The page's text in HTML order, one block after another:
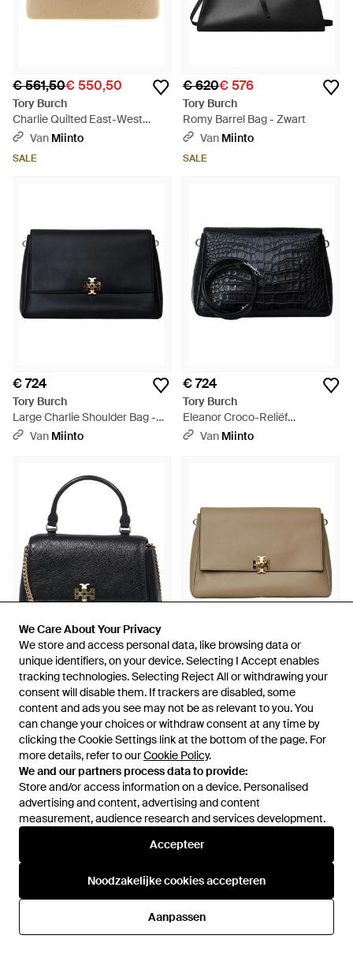
We Care About Your Privacy
We store and access personal data, like browsing data or
unique identifiers, on your device. Selecting I Accept enables
tracking technologies. Selecting Reject All or withdrawing your
consent will disable them. If trackers are disabled, some
content and ads you see may not be as relevant to you. You
can change your choices or withdraw consent at any time by
clicking the Cookie Settings link at the bottom of the page. For
more details, refer to ourCookie Policy.
We and our partners process data to provide:
Store and/or access information on a device. Personalised
advertising and content, advertising and content
measurement, audience research and services development.
Accepteer
Noodzakelijke cookies accepteren
Aanpassen
We Care About Your Privacy
We store and access personal data, like browsing data or
unique identifiers, on your device. Selecting I Accept enables
tracking technologies. Selecting Reject All or withdrawing your
consent will disable them. If trackers are disabled, some
content and ads you see may not be as relevant to you. You
can change your choices or withdraw consent at any time by
clicking the Cookie Settings link at the bottom of the page. For
more details, refer to ourCookie Policy.
We and our partners process data to provide:
Store and/or access information on a device. Personalised
advertising and content, advertising and content
measurement, audience research and services development.
Accepteer
Noodzakelijke cookies accepteren
Aanpassen
€ 561,50€ 550,50
Tory Burch
Charlie Quilted East-West
Vanity Case - Metallic
Van Miinto
SALE
€ 620€ 576
Tory Burch
Romy Barrel Bag - Zwart
Van Miinto
SALE
€ 724
Tory Burch
Large Charlie Shoulder Bag -
Zwart
Van Miinto
€ 724
Tory Burch
Eleanor Croco-Reliëf
Schoudertas - Zwart
Van Miinto
€ 470,50€ 423,50
Tory Burch
Charlie Quilted Top Handle
Chain Wallet - Zwart
Van Miinto
SALE
€ 724
Tory Burch
Charlie Grote Schoudertas -
Naturel
Van Miinto